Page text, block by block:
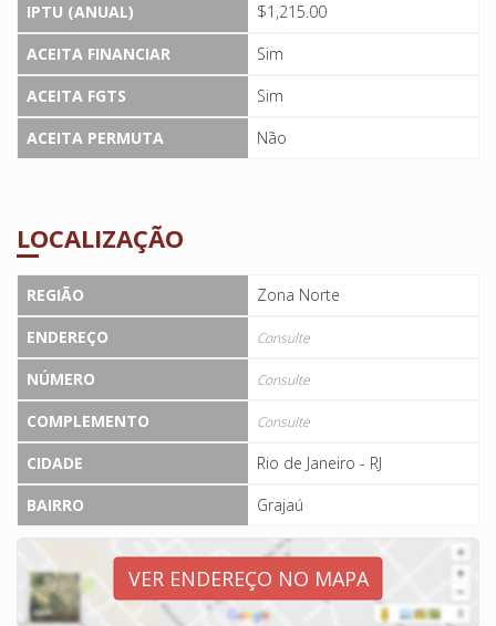
IPTU (ANUAL)
$1,215.00
ACEITA FINANCIAR
Sim
ACEITA FGTS
Sim
ACEITA PERMUTA
Não
LOCALIZAÇÃO
REGIÃO
Zona Norte
ENDEREÇO
Consulte
NÚMERO Consulte
COMPLEMENTO Consulte
CIDADE
Rio de Janeiro - RJ
BAIRRO
Grajaú
VER ENDEREÇO NO MAPA